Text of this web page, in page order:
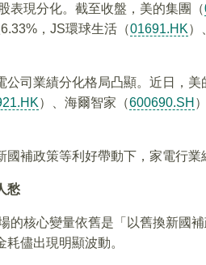
表現分化。截至收盤，美的集團（
，JS環球生活（01691.HK）
公司業績分化格局凸顯。近日，美
）、海爾智家（600690.SH
國補政策等利好帶動下，家電行業
愁
的核心變量依舊是「以舊換新國
儘出現明顯波動。